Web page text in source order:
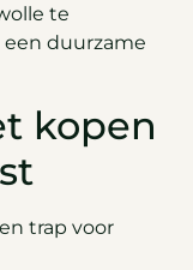
te
duurzame
kopen
trap voor